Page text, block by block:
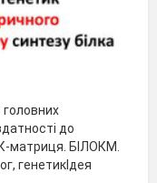
головних
до
матриця. БІЛОКМ.
генетикІдея